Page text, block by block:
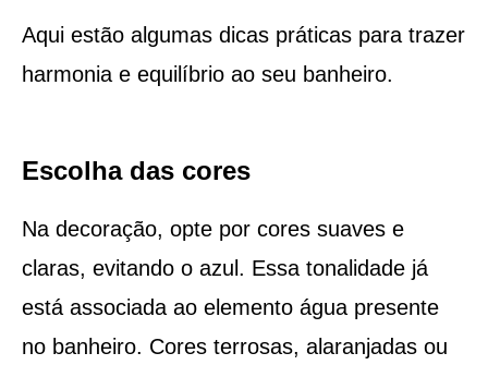
Aqui estão algumas dicas práticas para trazer
harmonia e equilíbrio ao seu banheiro.
Escolha das cores
Na decoração, opte por cores suaves e
claras, evitando o azul. Essa tonalidade já
está associada ao elemento água presente
no banheiro. Cores terrosas, alaranjadas ou